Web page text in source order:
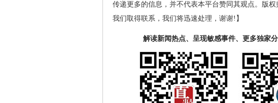
传递更多的信息，并不代表本平台赞同其观点。版
我们取得联系，我们将迅速处理，谢谢!】
解读新闻热点、呈现敏感事件、更多独家